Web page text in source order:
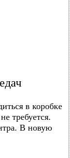
в коробке
требуется.
В новую